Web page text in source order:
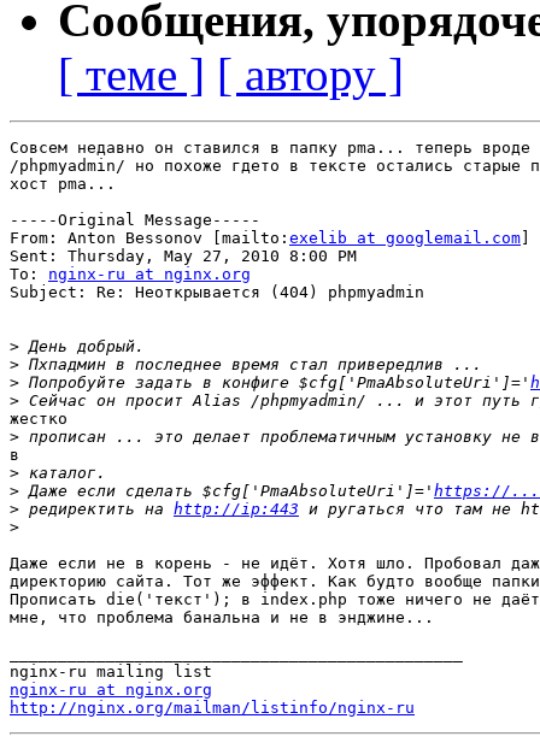
Сообщения,
[ теме ] [ автору ]
Совсем недавно он ставился в папку pma... теперь
/phpmyadmin/ но похоже гдето в тексте остались старые
хост pma...
-----Original Message-----
From: Anton Bessonov [mailto: exelib at googlemail.com
Sent: Thursday, May 27, 2010 8:00 PM
To: nginx-ru at nginx.org
Subject: Re: Неоткрывается (404) phpmyadmin
>
>
> Попробуйте задать в конфиге $cfg['PmaAbsoluteUri']='
>
жестко
>
в
>
> Даже если сделать $cfg['PmaAbsoluteUri']=' https://...
> редиректить на http://ip:443
>
Даже если не в корень - не идёт. Хотя шло. Пробовал
директорию сайта. Тот же эффект. Как будто вообще
Прописать die('текст'); в index.php тоже ничего не
мне, что проблема банальна и не в энджине...
nginx-ru at nginx.org
http://nginx.org/mailman/listinfo/nginx-ru